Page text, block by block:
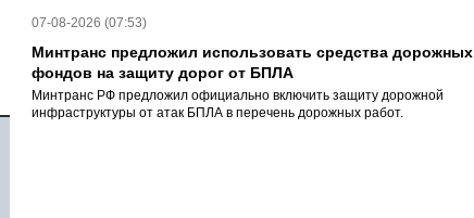
07-08-2026 (07:53)
Минтранс предложил использовать средства дорожных
фондов на защиту дорог от БПЛА
Минтранс РФ предложил официально включить защиту дорожной
инфраструктуры от атак БПЛА в перечень дорожных работ.